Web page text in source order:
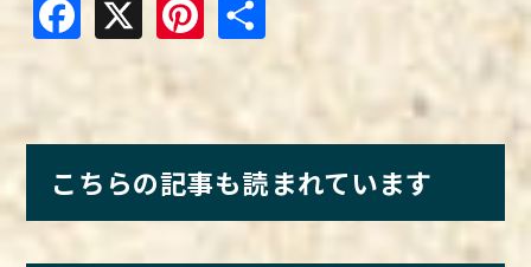
Facebook
X Pinterest
共
有
こちらの記事も読まれています